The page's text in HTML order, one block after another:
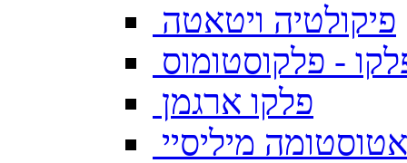
פיקולטיה ויטאטה
- פלקוסטומוס
פלקו ארגמן
מיליסיי